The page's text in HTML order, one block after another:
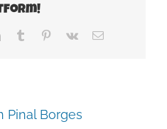
LinkedInTumblr Pinterest
Vk
Correo
Pinal Borges